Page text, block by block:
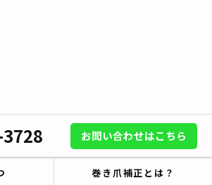
お問い合わせはこちら
巻き爪補正とは？